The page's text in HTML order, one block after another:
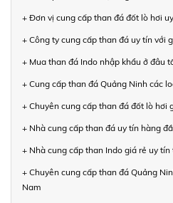
+ Đơn vị cung cấp than đá đốt lò hơi
+ Công ty cung cấp than đá uy tín với
+ Mua than đá Indo nhập khẩu ở đâu
+ Cung cấp than đá Quảng Ninh các
+ Chuyên cung cấp than đá đốt lò hơi
+ Nhà cung cấp than đá uy tín hàng
+ Nhà cung cấp than Indo giá rẻ uy
+ Chuyên cung cấp than đá Quảng
Nam